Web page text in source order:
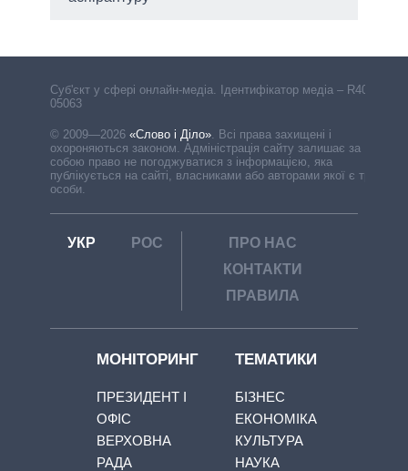
Cуб'єкт у сфері онлайн-медіа. Ідентифікатор медіа – R40-
05063
© 2009—2026 «Слово і Діло»
Всі права захищені і
охороняються законом. Адміністрація сайту залишає за
собою право не погоджуватися з інформацією, яка
публікується на сайті, власниками або авторами якої є треті
особи.
УКР РОС
ПРО НАС
КОНТАКТИ
ПРАВИЛА
МОНІТОРИНГ
ПРЕЗИДЕНТ І
ОФІС
ВЕРХОВНА
РАДА
ТЕМАТИКИ
БІЗНЕС
ЕКОНОМІКА
КУЛЬТУРА
НАУКА